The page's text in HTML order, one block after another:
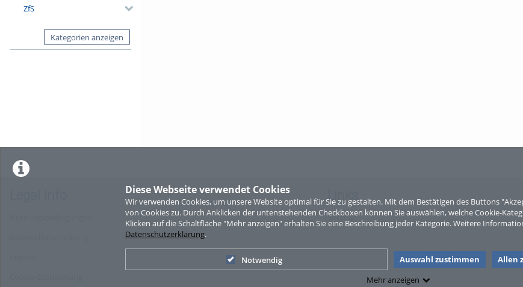
Diese Webseite verwendet Cookies
Wir verwenden Cookies, um unsere Website optimal für Sie zu gestalten. Mit dem Bestätigen des Buttons
von Cookies zu. Durch Anklicken der untenstehenden Checkboxen können Sie auswählen, welche Cookie-
Klicken auf die Schaltfläche "Mehr anzeigen" erhalten Sie eine Beschreibung jeder Kategorie. Weitere
Datenschutzerklärung.
Notwendig Auswahl zustimmen
Allen
Mehr anzeigen
ZfS
Kategorien anzeigen
Links
Sitemap